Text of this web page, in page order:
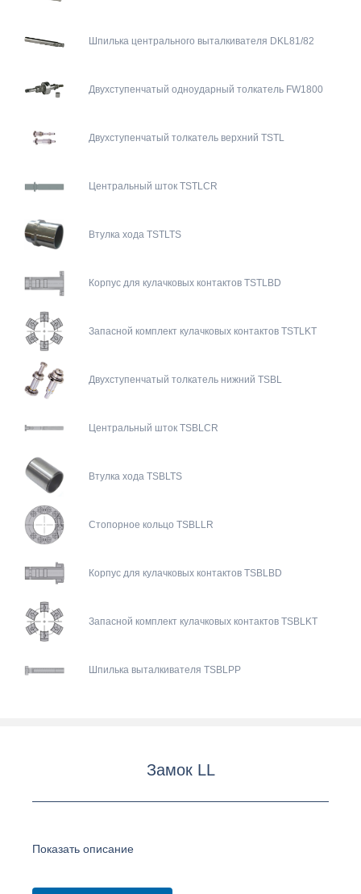
Шпилька центрального выталкивателя DKL81/82
Двухступенчатый одноударный толкатель FW1800
Двухступенчатый толкатель верхний TSTL
Центральный шток TSTLCR
Втулка хода TSTLTS
Корпус для кулачковых контактов TSTLBD
Запасной комплект кулачковых контактов TSTLKT
Двухступенчатый толкатель нижний TSBL
Центральный шток TSBLCR
Втулка хода TSBLTS
Стопорное кольцо TSBLLR
Корпус для кулачковых контактов TSBLBD
Запасной комплект кулачковых контактов TSBLKT
Шпилька выталкивателя TSBLPP
Замок LL
Показать описание